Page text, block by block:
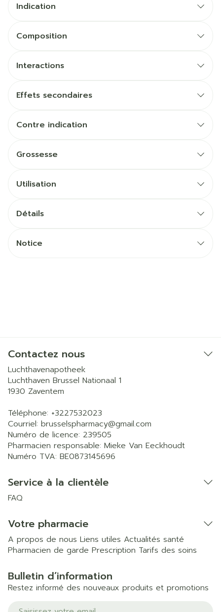
Indication
Composition
Interactions
Effets secondaires
Contre indication
Grossesse
Utilisation
Détails
Notice
Contactez nous
Luchthavenapotheek
Luchthaven Brussel Nationaal 1
1930 Zaventem
Téléphone: +3227532023
Courriel: brusselspharmacy@gmail.com
Numéro de licence: 239505
Pharmacien responsable: Mieke Van Eeckhoudt
Numéro TVA: BE0873145696
Service à la clientèle
FAQ
Votre pharmacie
A propos de nous Liens utiles Actualités santé
Pharmacien de garde Prescription Tarifs des soins
Bulletin d’information
Restez informé des nouveaux produits et promotions
Adresse mail